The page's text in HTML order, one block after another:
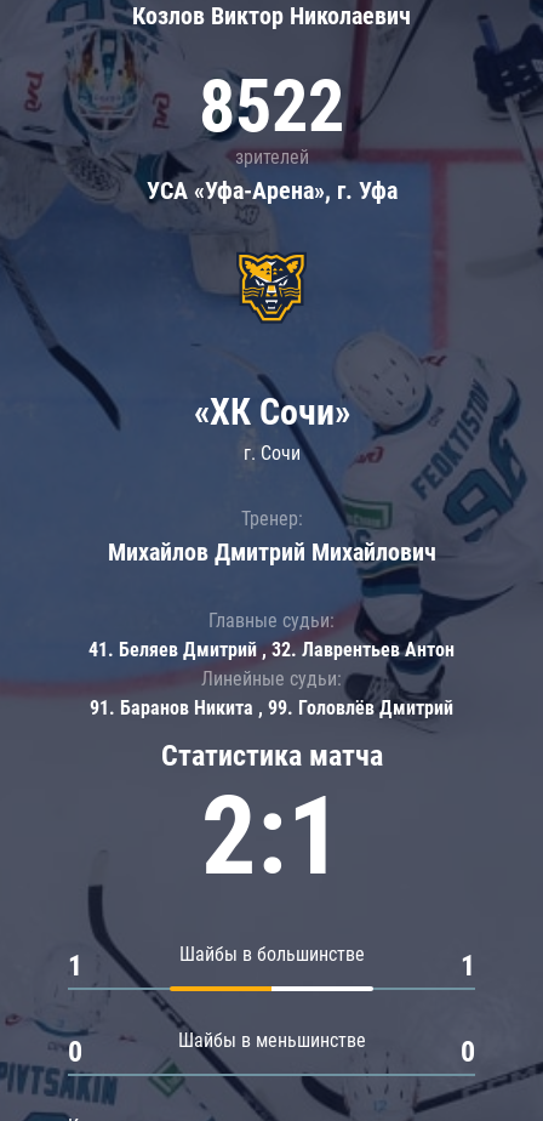
Козлов Виктор Николаевич
8522
зрителей
УСА «Уфа-Арена», г. Уфа
Статистика матча
2:1
Шайбы в большинстве
1 1
Шайбы в меньшинстве
0 0
«ХК Сочи»
г. Сочи
Тренер:
Михайлов Дмитрий Михайлович
Главные судьи:
41. Беляев Дмитрий , 32. Лаврентьев Антон
Линейные судьи:
91. Баранов Никита , 99. Головлёв Дмитрий